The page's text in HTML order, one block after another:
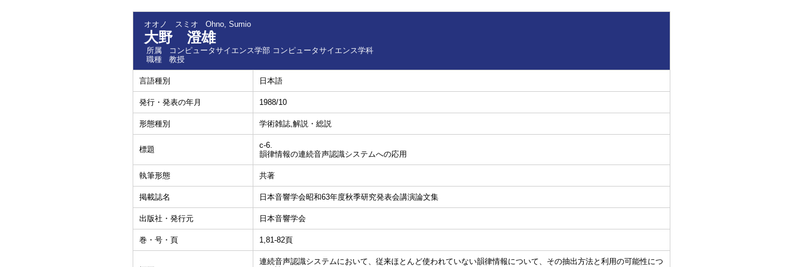
オオノ スミオ Ohno, Sumio
大野 澄雄
所属
コンピュータサイエンス学部 コンピュータサイエンス学科
職種
教授
言語種別 日本語
発行・発表の年月 1988/10
形態種別 学術雑誌,解説・総説
標題
c-6.
韻律情報の連続音声認識システムへの応用
執筆形態 共著
掲載誌名 日本音響学会昭和63年度秋季研究発表会講演論文集
出版社・発行元 日本音響学会
巻・号・頁 1,81-82頁
連続音声認識システムにおいて、従来ほとんど使われていない韻律情報について、その抽出方法と利用の可能性につ